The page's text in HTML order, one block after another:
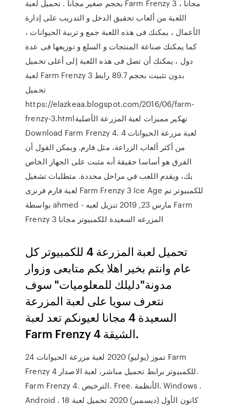
بحجم صغير مجاناً . تحميل لعبة Farm Frenzy 3 مجانا ،
اللعبة من ألعاب تحقيق الدخل و التدريب على إدارة
الأعمال ، يمكنك فى هذه اللعبة جمع و تربية الحيوانات ،
كما يمكنك صناعة المنتجات و السلع و توزيعها فى عدة
دول ، يمكنك أن تصل فى هذه اللعبة إلى أعلى تحميل
لعبة Farm Frenzy 3 بدون تثبيت بحجم 89.7 رابط
تحميل
https://elazkeaa.blogspot.com/2016/06/farm-
frenzy-3.htmlتهكير مميزات لعبة المزرعة الأصلية
Download Farm Frenzy 4. لعبة مزرعة الحيوانات 4
من أكثر ألعاب الزراعة، مثل فارم. ويمكن القول أن
الفرق هو أساسا حقيقة أنه مثبت على الجهاز الخاص
بك، ويقدم اللعب في مراحل محددة. متطلبات تشغيل
لعبة فارم فرنزى Farm Frenzy 3 Ice Age للكمبيوتر تم
بواسطة ahmed - مارس 23, 2019 تنزيل لعبه Farm
Frenzy 3 المزرعه السعيدة للكمبيوتر مجانا
تحميل لعبة المزرعة 4 للكمبيوتر كل
عام وانتم بخير اهلا بكم متابعى وزوار
مدونة"دليلك للمعلوميات" سوف
نتعرف سويا على لعبة المزرعة
السعيدة 4 مجانا لعيونكم تعد لعبة
Farm Frenzy 4 الشيقة.
24 تموز (يوليو) 2020 لعبة مزرعة الحيوانات Farm
Frenzy 4 للكمبيوتر برابط تحميل مباشر، لعبة الاصدار.
Farm Frenzy 4. الترخيص. Free. الأنظمة. Windows .
Android . 18 كانون الأول (ديسمبر) 2020 تحميل لعبة